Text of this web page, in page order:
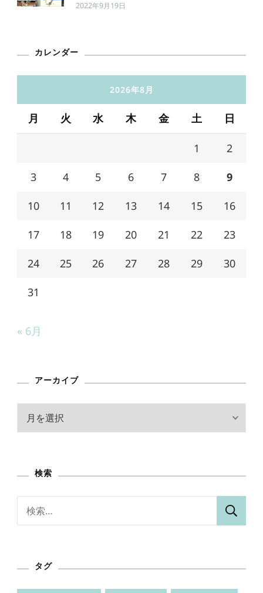
2022年9月19日
カレンダー
2026年8月
月 火 水 木 金 土 日
1 2
3 4 5 6 7 8 9
10 11 12 13 14 15 16
17 18 19 20 21 22 23
24 25 26 27 28 29 30
31
« 6月
アーカイブ
ブ
検索
タグ